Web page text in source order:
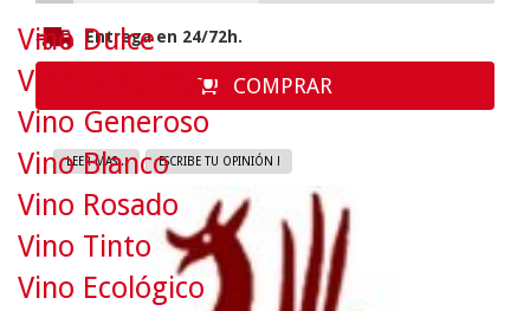
Entrega en 24/72h.
COMPRAR
LEER MAS... ESCRIBE TU OPINIÓN !
Vino Dulce
Vino Espumoso
Vino Generoso
Vino Blanco
Vino Rosado
Vino Tinto
Vino Ecológico